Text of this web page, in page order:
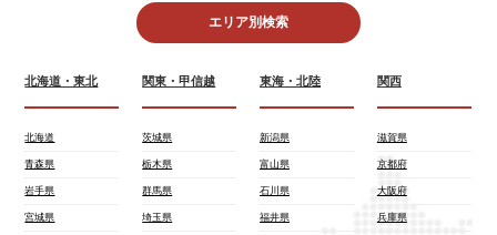
エリア別検索
北海道・東北
北海道
青森県
岩手県
宮城県
関東・甲信越
茨城県
栃木県
群馬県
埼玉県
東海・北陸
新潟県
富山県
石川県
福井県
関西
滋賀県
京都府
大阪府
兵庫県